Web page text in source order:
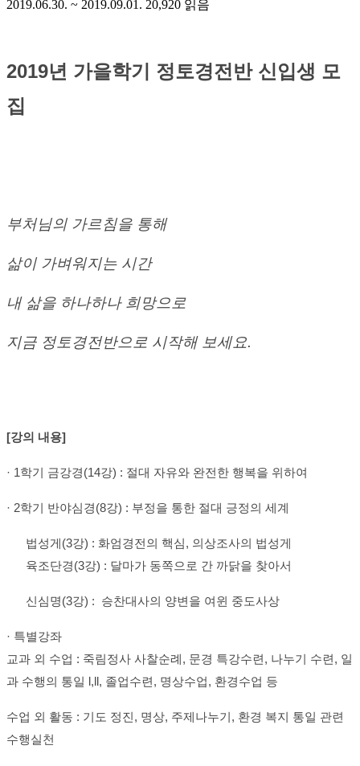
2019.06.30. ~ 2019.09.01. 20,920 읽음
2019년 가을학기 정토경전반 신입생 모
집
부처님의 가르침을 통해
삶이 가벼워지는 시간
내 삶을 하나하나 희망으로
지금 정토경전반으로 시작해 보세요.
[강의 내용]
· 1 학기 금강경(14강) : 절대 자유와 완전한 행복을 위하여
· 2학기 반야심경(8강) : 부정을 통한 절대 긍정의 세계
법성게 (3강) : 화엄경전의 핵심, 의상조사의 법성게
육조단경(3강) : 달마가 동쪽으로 간 까닭을 찾아서
신심명(3강) : 승찬대사의 양변을 여윈 중도사상
· 특별강좌
교과 외 수업 : 죽림정사 사찰순례 , 문경 특강수련 , 나누기 수련 , 일
과 수행의 통일
l,ll, 졸업수련 , 명상수업, 환경수업 등
수업 외 활동 : 기도 정진 , 명상, 주제나누기 , 환경 복지 통일 관련
수행실천